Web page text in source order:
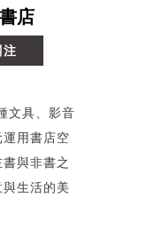
店
注
文具、影音
用書店空
與非書之
生活的美